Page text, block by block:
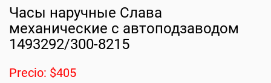
Часы наручные Слава
механические с автоподзаводом
1493292/300-8215
Precio: $405